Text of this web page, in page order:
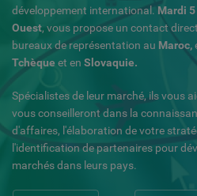
développement international. Mardi 5
Ouest, vous propose un contact
bureaux de représentation au Maroc,
Tchèque et en Slovaquie.
Spécialistes de leur marché, ils vous
vous conseilleront dans la
d'affaires, l'élaboration de votre
l'identification de partenaires pour
marchés dans leurs pays.